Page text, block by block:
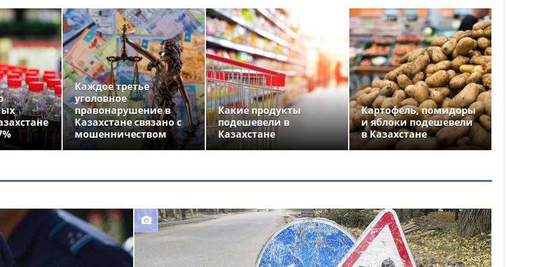
Каждое третье
уголовное
правонарушение в
Казахстане связано с
мошенничеством
Какие продукты
подешевели в
Казахстане
Картофель, помидоры
и яблоки подешевели
в Казахстане